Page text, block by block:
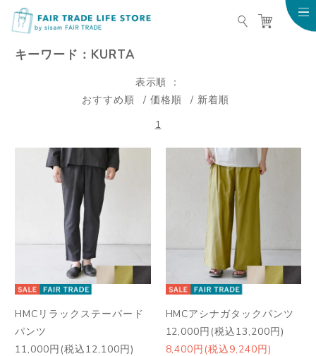
FAIR TRADE LIFE
キーワード：KURTA
表示順
おすすめ順
価格順
新着順
1
HMCリラックステーパード
パンツ
11,000円(税込12,100円)
HMCアシナガタックパンツ
12,000円(税込13,200円)
8,400円(税込9,240円)